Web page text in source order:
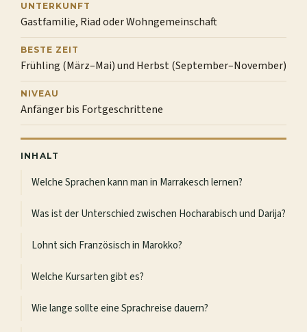
UNTERKUNFT
Gastfamilie, Riad oder Wohngemeinschaft
BESTE ZEIT
Frühling (März–Mai) und Herbst (September–November)
NIVEAU
Anfänger bis Fortgeschrittene
INHALT
Welche Sprachen kann man in Marrakesch lernen?
Was ist der Unterschied zwischen Hocharabisch und Darija?
Lohnt sich Französisch in Marokko?
Welche Kursarten gibt es?
Wie lange sollte eine Sprachreise dauern?